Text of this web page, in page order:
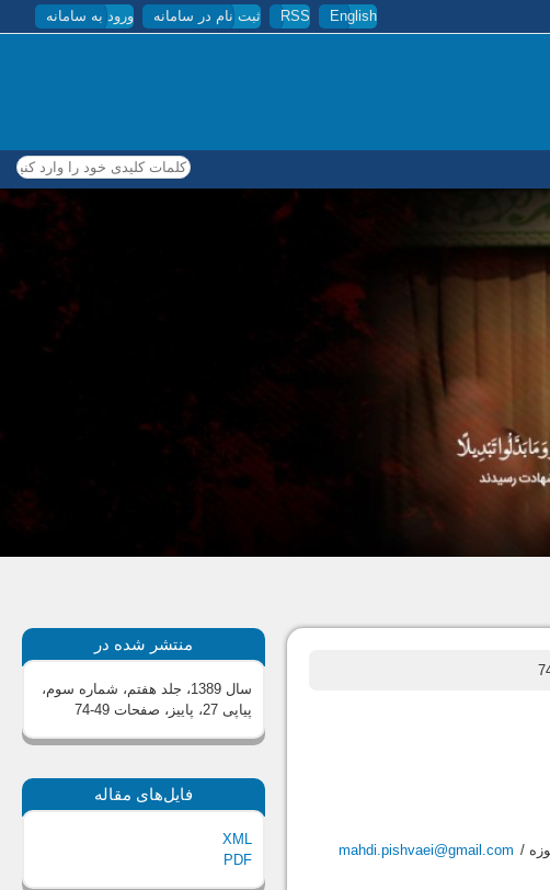
English
RSS ثبت نام در سامانه ورود به سامانه
کلمات کلیدی خود را وارد کنید
mahdi.pishvaei@gmail.com
منتشر شده در
سال 1389، جلد هفتم، شماره سوم،
پیاپی 27، پاییز
، صفحات 49-74
فایل‌های مقاله
XML
PDF